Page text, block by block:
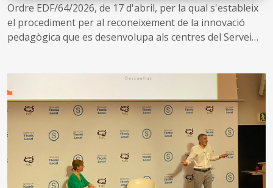
Ordre EDF/64/2026, de 17 d'abril, per la qual s'estableix
el procediment per al reconeixement de la innovació
pedagògica que es desenvolupa als centres del Servei
programes d'innovació pedagògica, corresponent al
curs 2026-2027